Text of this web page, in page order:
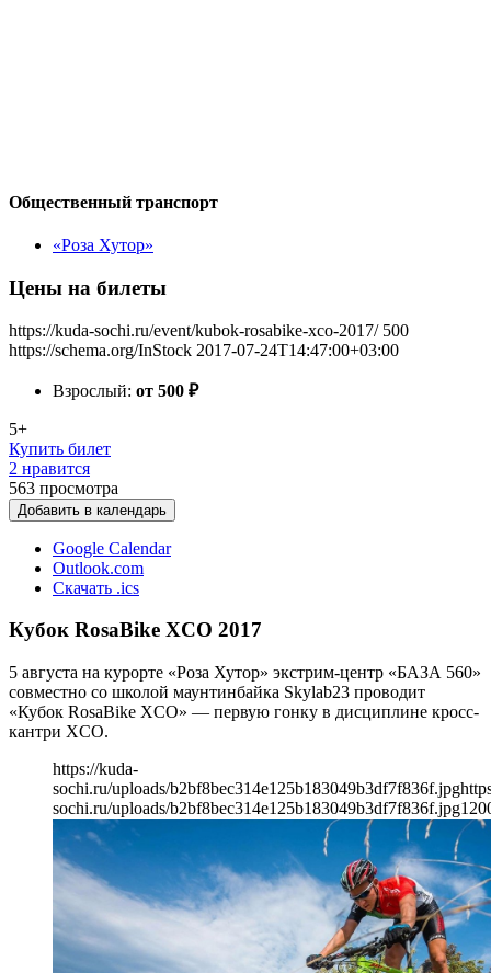
Общественный транспорт
«Роза Хутор»
Цены на билеты
https://kuda-sochi.ru/event/kubok-rosabike-xco-2017/ 500
https://schema.org/InStock 2017-07-24T14:47:00+03:00
Взрослый: от 500 ₽
5+
Купить билет
2 нравится
563 просмотра
Добавить в календарь
Google Calendar
Outlook.com
Скачать .ics
Кубок RosaBike XCO 2017
5 августа на курорте «Роза Хутор» экстрим-центр «БАЗА 560»
совместно со школой маунтинбайка Skylab23 проводит
«Кубок RosaBike XCO» — первую гонку в дисциплине кросс-
кантри XCO.
https://kuda-
sochi.ru/uploads/b2bf8bec314e125b183049b3df7f836f.jpg
sochi.ru/uploads/b2bf8bec314e125b183049b3df7f836f.jpg